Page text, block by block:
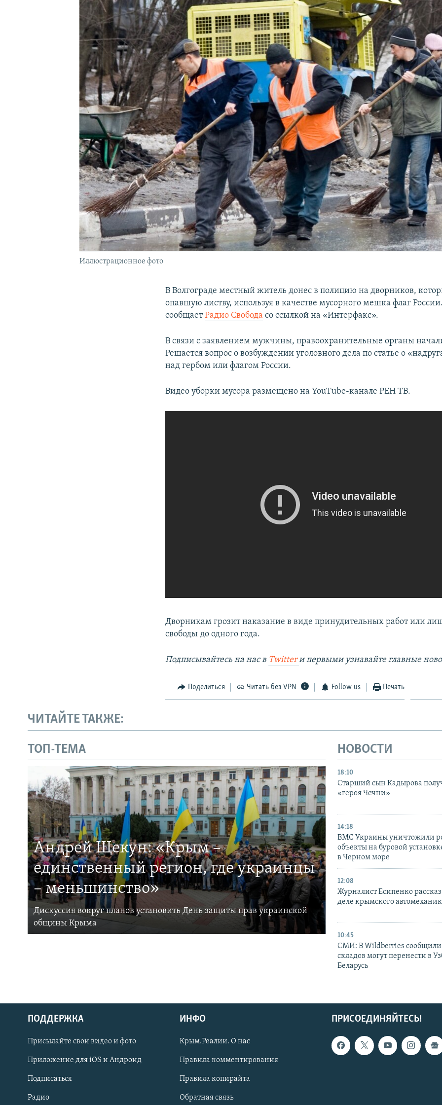
КРЫМ.НЕПОКОРЕННЫЙ
УКРАИНСКАЯ ПРОБЛЕМА КРЫМА
Українською
Qırımtatar
ПРИСОЕДИНЯЙТЕСЬ!
Иллюстрационное фото
В Волгограде местный житель донес в полицию на дворников,
опавшую листву, используя в качестве мусорного мешка флаг
сообщаетРадио Свобода со ссылкой на «Интерфакс».
В связи с заявлением мужчины, правоохранительные органы
Решается вопрос о возбуждении уголовного дела по статье о
над гербом или флагом России.
Видео уборки мусора размещено на YouTube-канале РЕН ТВ.
Дворникам грозит наказание в виде принудительных работ или
свободы до одного года.
Подписывайтесь на наc в Twitterи первыми узнавайте главные
Поделиться Читать без VPN Follow us Печать
ЧИТАЙТЕ ТАКЖЕ:
ТОП-ТЕМА
Андрей Щекун: «Крым –
единственный регион, где украинцы
– меньшинство»
Дискуссия вокруг планов установить День защиты прав украинской
общины Крыма
НОВОСТИ
18:10
Старший сын Кадырова
«героя Чечни»
14:18
ВМС Украины уничтожили
объекты на буровой
в Черном море
12:08
Журналист Есипенко
деле крымского
10:45
СМИ: В Wildberries сообщили,
складов могут перенести в
Беларусь
ПРИСОЕДИНЯЙТЕСЬ!
ПОДДЕРЖКА
Присылайте свои видео и фото
Приложение для iOS и Андроид
Подписаться
Радио
ИНФО
Крым.Реалии. О нас
Правила комментирования
Правила копирайта
Обратная связь